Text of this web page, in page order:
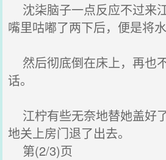
沈柒脑子一点反应不过来
嘴里咕嘟了两下后，便是将
然后彻底倒在床上，再也
话。
江柠有些无奈地替她盖好
地关上房门退了出去。
第(2/3)页